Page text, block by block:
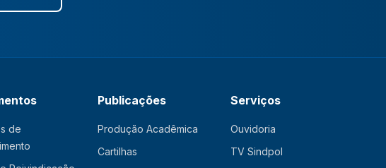
de
Publicações
Produção Acadêmica
Cartilhas
Serviços
Ouvidoria
TV Sindpol